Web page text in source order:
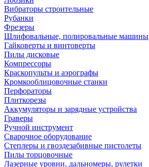
Вибраторы строительные
Рубанки
Фрезеры
Шлифовальные, полировальные машины
Гайковерты и винтоверты
Пилы дисковые
Компрессоры
Краскопульты и аэрографы
Кромкооблицовочные станки
Перфораторы
Плиткорезы
Аккумуляторы и зарядные устройства
Граверы
Ручной инструмент
Сварочное оборудование
Степлеры и гвоздезабивные пистолеты
Пилы торцовочные
Лазерные уровни, дальномеры, рулетки